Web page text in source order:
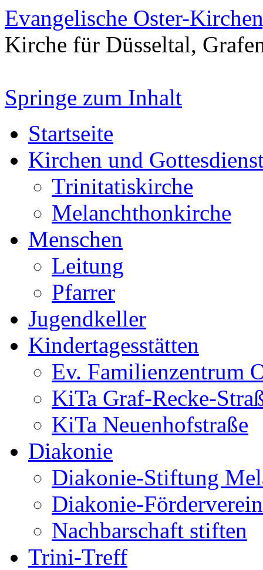
Evangelische Oster-
Kirche für Düsseltal,
Springe zum Inhalt
Startseite
Kirchen und
Trinitatiskirche
Melanchthonkirche
Menschen
Leitung
Pfarrer
Jugendkeller
Kindertagesstätten
Ev. Familienzentrum
KiTa Graf-Recke-
KiTa Neuenhofstraße
Diakonie
Diakonie-Stiftung
Diakonie-
Nachbarschaft stiften
Trini-Treff